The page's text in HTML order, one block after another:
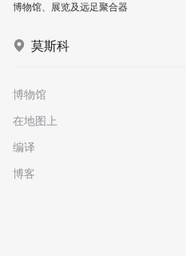
博物馆、展览及远足聚合器
莫斯科
博物馆
在地图上
编译
博客